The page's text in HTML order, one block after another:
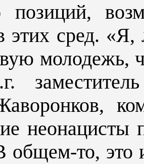
позиций,
этих сред.
молодежь,
неонацисты
общем-то, это